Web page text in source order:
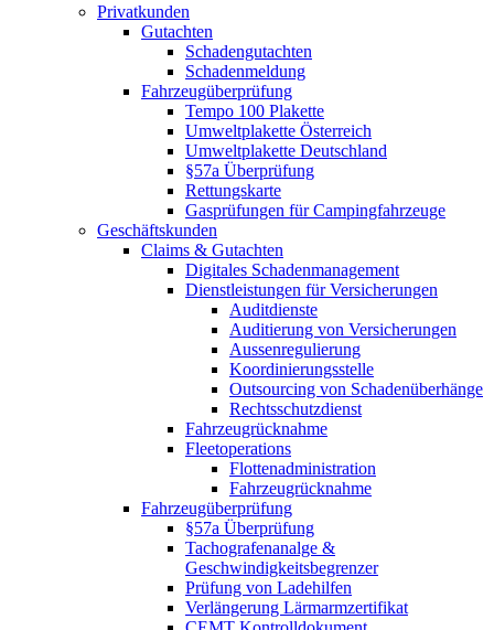
Privatkunden
Gutachten
Schadengutachten
Schadenmeldung
Fahrzeugüberprüfung
Tempo 100 Plakette
Umweltplakette Österreich
Umweltplakette Deutschland
§57a Überprüfung
Rettungskarte
Gasprüfungen für Campingfahrzeuge
Geschäftskunden
Claims & Gutachten
Digitales Schadenmanagement
Dienstleistungen für Versicherungen
Auditdienste
Auditierung von Versicherungen
Aussenregulierung
Koordinierungsstelle
Outsourcing von Schadenüberhänge
Rechtsschutzdienst
Fahrzeugrücknahme
Fleetoperations
Flottenadministration
Fahrzeugrücknahme
Fahrzeugüberprüfung
§57a Überprüfung
Tachografenanalge &
Geschwindigkeitsbegrenzer
Prüfung von Ladehilfen
Verlängerung Lärmarmzertifikat